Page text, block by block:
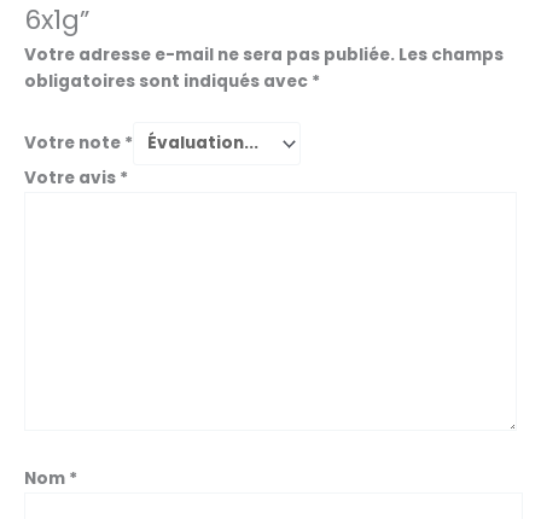
6x1g”
Votre adresse e-mail ne sera pas publiée. Les champs
obligatoires sont indiqués avec *
Votre note *
Votre avis *
Nom *